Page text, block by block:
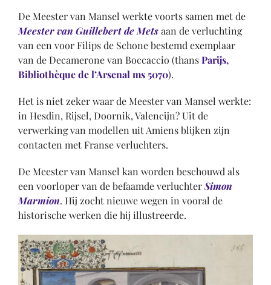
De Meester van Mansel werkte voorts samen met de
Meester van Guillebert de Metsaan de verluchting
van een voor Filips de Schone bestemd exemplaar
van de Decamerone van Boccaccio (thansParijs,
Bibliothèque de l’Arsenal ms 5070).
Het is niet zeker waar de Meester van Mansel werkte:
in Hesdin, Rijsel, Doornik, Valencijn? Uit de
verwerking van modellen uit Amiens blijken zijn
contacten met Franse verluchters.
De Meester van Mansel kan worden beschouwd als
een voorloper van de befaamde verluchterSimon
Marmion. Hij zocht nieuwe wegen in vooral de
historische werken die hij illustreerde.